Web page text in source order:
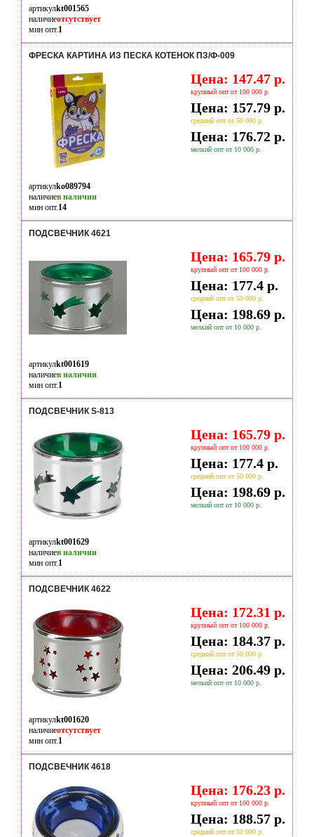
артикулkt001565
наличиеотсутствует
мин опт.1
ФРЕСКА КАРТИНА ИЗ ПЕСКА КОТЕНОК ПЗ/Ф-009
Цена: 147.47 р.
крупный опт от 100 000 р.
Цена: 157.79 р.
средний опт от 50 000 р.
Цена: 176.72 р.
мелкий опт от 10 000 р.
артикулko089794
наличиев наличии
мин опт.14
ПОДСВЕЧНИК 4621
Цена: 165.79 р.
крупный опт от 100 000 р.
Цена: 177.4 р.
средний опт от 50 000 р.
Цена: 198.69 р.
мелкий опт от 10 000 р.
артикулkt001619
наличиев наличии
мин опт.1
ПОДСВЕЧНИК S-813
Цена: 165.79 р.
крупный опт от 100 000 р.
Цена: 177.4 р.
средний опт от 50 000 р.
Цена: 198.69 р.
мелкий опт от 10 000 р.
артикулkt001629
наличиев наличии
мин опт.1
ПОДСВЕЧНИК 4622
Цена: 172.31 р.
крупный опт от 100 000 р.
Цена: 184.37 р.
средний опт от 50 000 р.
Цена: 206.49 р.
мелкий опт от 10 000 р.
артикулkt001620
наличиеотсутствует
мин опт.1
ПОДСВЕЧНИК 4618
Цена: 176.23 р.
крупный опт от 100 000 р.
Цена: 188.57 р.
средний опт от 50 000 р.